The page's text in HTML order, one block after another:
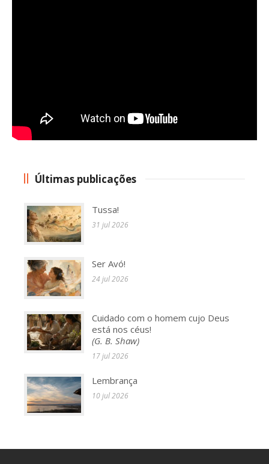
Últimas publicações
Tussa!
31 jul 2026
Ser Avó!
24 jul 2026
Cuidado com o homem cujo Deus
está nos céus!
(G. B. Shaw)
17 jul 2026
Lembrança
10 jul 2026